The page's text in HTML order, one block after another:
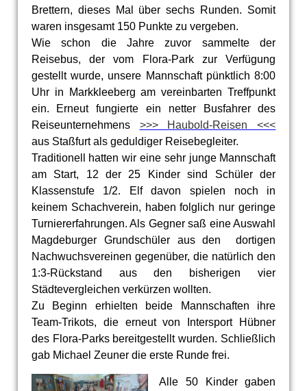
Brettern, dieses Mal über sechs Runden. Somit
waren insgesamt 150 Punkte zu vergeben.
Wie schon die Jahre zuvor sammelte der
Reisebus, der vom Flora-Park zur Verfügung
gestellt wurde, unsere Mannschaft pünktlich 8:00
Uhr in Markkleeberg am vereinbarten Treffpunkt
ein. Erneut fungierte ein netter Busfahrer des
Reiseunternehmens >>> Haubold-Reisen <<<
aus Staßfurt als geduldiger Reisebegleiter.
Traditionell hatten wir eine sehr junge Mannschaft
am Start, 12 der 25 Kinder sind Schüler der
Klassenstufe 1/2. Elf davon spielen noch in
keinem Schachverein, haben folglich nur geringe
Turniererfahrungen. Als Gegner saß eine Auswahl
Magdeburger Grundschüler aus den dortigen
Nachwuchsvereinen gegenüber, die natürlich den
1:3-Rückstand aus den bisherigen vier
Städtevergleichen verkürzen wollten.
Zu Beginn erhielten beide Mannschaften ihre
Team-Trikots, die erneut von Intersport Hübner
des Flora-Parks bereitgestellt wurden. Schließlich
gab Michael Zeuner die erste Runde frei.
Alle 50 Kinder gaben